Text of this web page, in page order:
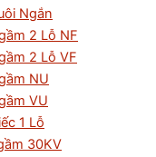
Ngắn
2 Lỗ NF
2 Lỗ VF
NU
VU
1 Lỗ
30KV